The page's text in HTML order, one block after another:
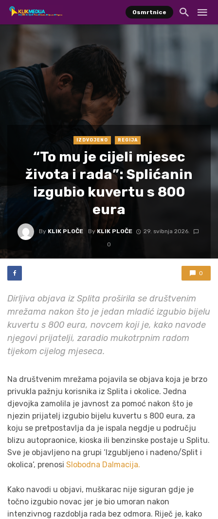
Osmrtnice
IZDVOJENO REGIJA
“To mu je cijeli mjesec
života i rada”: Splićanin
izgubio kuvertu s 800
eura
By KLIK PLOČE By KLIK PLOČE
29. svibnja 2026.
0
0
Dirljiva objava iz Splita proširila se društvenim
mrežama nakon što je jedan mladić izgubio bijelu
kuvertu s 800 eura, novcem koji je, kako navode
njegovi prijatelji, zaradio mukotrpnim radom
tijekom cijelog mjeseca.
Na društvenim mrežama pojavila se objava koja je brzo
privukla pažnju korisnika iz Splita i okolice. Jedna
djevojka zamolila je javnost za pomoć nakon što je
njezin prijatelj izgubio bijelu kuvertu s 800 eura, za
koju se pretpostavlja da je ispala negdje u području
blizu autopraonice, kioska ili benzinske postaje u Splitu.
Sve je objavljeno na grupi ‘Izgubljeno i nađeno/Split i
okolica‘, prenosi Slobodna Dalmacija.
Kako navodi u objavi, muškarac nije siguran gdje je
točno izgubio novac jer je bio umoran nakon
intenzivnog razdoblja rada bez odmora. Riječ je, kako